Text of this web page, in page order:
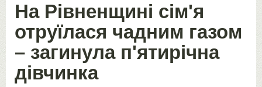
На Рівненщині сім'я
отруїлася чадним газом
– загинула п'ятирічна
дівчинка